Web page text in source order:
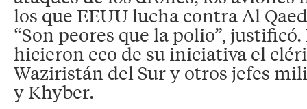
los que EEUU lucha contra Al
“Son peores que la polio”,
hicieron eco de su iniciativa el
Waziristán del Sur y otros jefes
y Khyber.